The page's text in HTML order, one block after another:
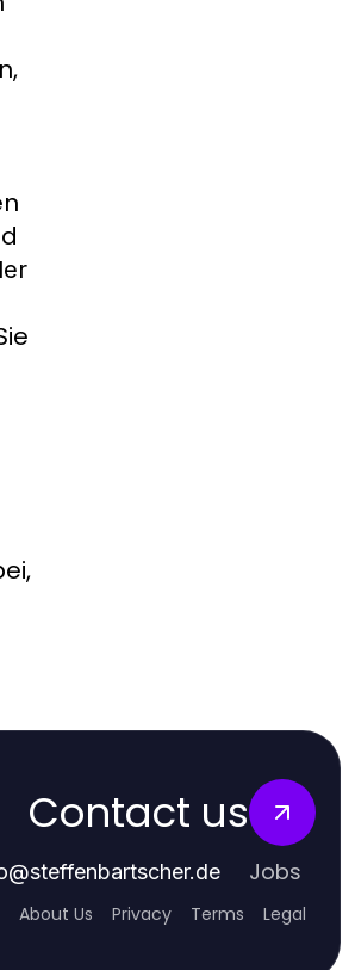
Contact us
@steffenbartscher.de Jobs
About Us Privacy Terms Legal